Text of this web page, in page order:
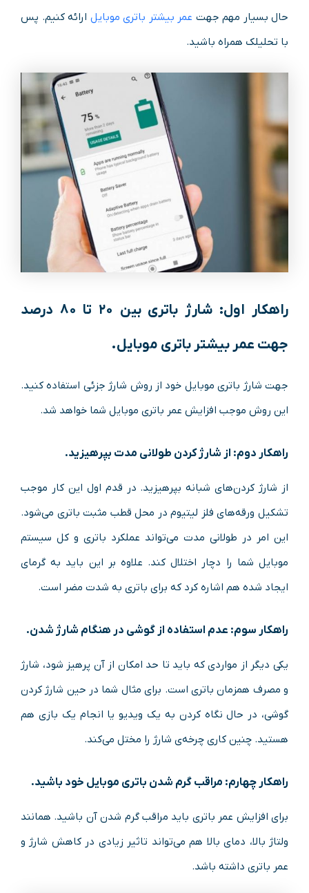
حال بسیار مهم جهت عمر بیشتر باتری موبایل ارائه کنیم. پس
با تحلیلک همراه باشید.
راهکار اول: شارژ باتری بین ۲۰ تا ۸۰ درصد
جهت عمر بیشتر باتری موبایل.
جهت شارژ باتری موبایل خود از روش شارژ جزئی استفاده کنید.
این روش موجب افزایش عمر باتری موبایل شما خواهد شد.
راهکار دوم: از شارژ کردن طولانی مدت بپرهیزید.
از شارژ کردن‌های شبانه بپرهیزید. در قدم اول این کار موجب
تشکیل ورقه‌های فلز لیتیوم در محل قطب مثبت باتری می‌شود.
این امر در طولانی مدت می‌تواند عملکرد باتری و کل سیستم
موبایل شما را دچار اختلال کند. علاوه بر این باید به گرمای
ایجاد شده هم اشاره کرد که برای باتری به شدت مضر است.
راهکار سوم: عدم استفاده از گوشی در هنگام شارژ شدن.
یکی دیگر از مواردی که باید تا حد امکان از آن پرهیز شود، شارژ
و مصرف همزمان باتری است. برای مثال شما در حین شارژ کردن
گوشی، در حال نگاه کردن به یک ویدیو یا انجام یک بازی هم
هستید. چنین کاری چرخه‌ی شارژ را مختل می‌کند.
راهکار چهارم: مراقب گرم شدن باتری موبایل خود باشید.
برای افزایش عمر باتری باید مراقب گرم شدن آن باشید. همانند
ولتاژ بالا، دمای بالا هم می‌تواند تاثیر زیادی در کاهش شارژ و
عمر باتری داشته باشد.